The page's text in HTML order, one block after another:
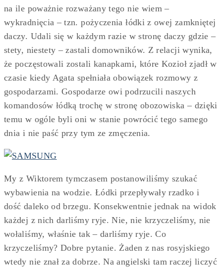
na ile poważnie rozważany tego nie wiem –
wykradnięcia – tzn. pożyczenia łódki z owej zamkniętej
daczy. Udali się w każdym razie w stronę daczy gdzie –
stety, niestety – zastali domowników. Z relacji wynika,
że poczęstowali zostali kanapkami, które Kozioł zjadł w
czasie kiedy Agata spełniała obowiązek rozmowy z
gospodarzami. Gospodarze owi podrzucili naszych
komandosów łódką trochę w stronę obozowiska – dzięki
temu w ogóle byli oni w stanie powrócić tego samego
dnia i nie paść przy tym ze zmęczenia.
My z Wiktorem tymczasem postanowiliśmy szukać
wybawienia na wodzie. Łódki przepływały rzadko i
dość daleko od brzegu. Konsekwentnie jednak na widok
każdej z nich darliśmy ryje. Nie, nie krzyczeliśmy, nie
wołaliśmy, właśnie tak – darliśmy ryje. Co
krzyczeliśmy? Dobre pytanie. Żaden z nas rosyjskiego
wtedy nie znał za dobrze. Na angielski tam raczej liczyć